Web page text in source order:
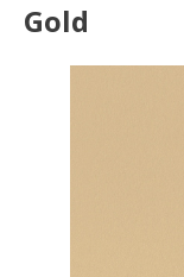
Gold